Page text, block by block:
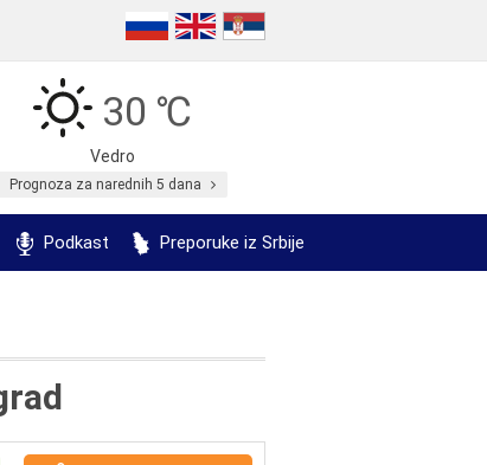
30 ℃
Vedro
Prognoza za narednih 5 dana
Podkast Preporuke iz Srbije